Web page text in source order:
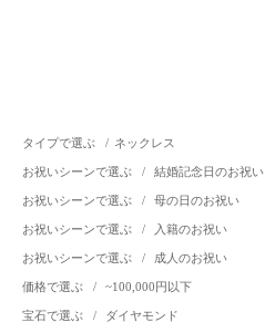
タイプで選ぶ / ネックレス
お祝いシーンで選ぶ / 結婚記念日のお祝い
お祝いシーンで選ぶ / 母の日のお祝い
お祝いシーンで選ぶ / 入籍のお祝い
お祝いシーンで選ぶ / 成人のお祝い
価格で選ぶ / ~100,000円以下
宝石で選ぶ / ダイヤモンド